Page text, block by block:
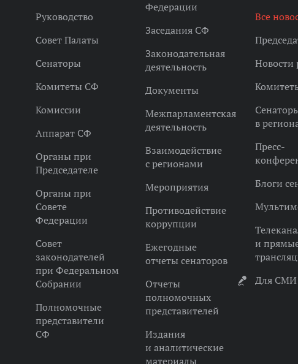
Руководство
Совет Палаты
Сенаторы
Комитеты СФ
Комиссии
Аппарат СФ
Органы при
Председателе
Органы при
Совете
Федерации
Совет
законодателей
при Федеральном
Собрании
Полномочные
представители
СФ
Федерации
Заседания СФ
Законодательная
деятельность
Документы
Межпарламентская
деятельность
Взаимодействие
с регионами
Мероприятия
Противодействие
коррупции
Ежегодные
отчеты сенаторов
Отчеты
полномочных
представителей
Издания
и аналитические
материалы
Все
Новости
в
Пресс-
Блоги
и
Для СМИ